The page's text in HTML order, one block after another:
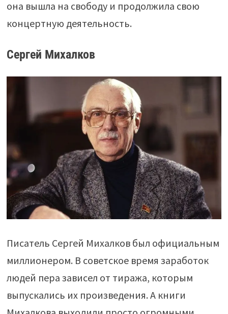
она вышла на свободу и продолжила свою
концертную деятельность.
Сергей Михалков
Писатель Сергей Михалков был официальным
миллионером. В советское время заработок
людей пера зависел от тиража, которым
выпускались их произведения. А книги